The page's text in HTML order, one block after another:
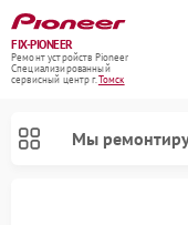
FIX-PIONEER
Ремонт устройств Pioneer
Специализированный
cервисный центр г.Томск
Мы